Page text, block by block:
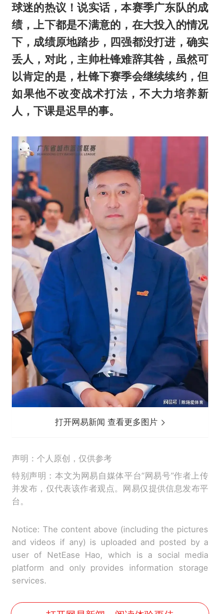
球迷的热议！说实话，本赛季广东队的成
绩，上下都是不满意的，在大投入的情况
下，成绩原地踏步，四强都没打进，确实
丢人，对此，主帅杜锋难辞其咎，虽然可
以肯定的是，杜锋下赛季会继续续约，但
如果他不改变战术打法，不大力培养新
人，下课是迟早的事。
打开网易新闻 查看更多图片
声明：个人原创，仅供参考
特别声明：本文为网易自媒体平台“网易号”作者上传
并发布，仅代表该作者观点。网易仅提供信息发布平
台。
Notice: The content above (including the pictures
and videos if any) is uploaded and posted by a
user of NetEase Hao, which is a social media
platform and only provides information storage
services.